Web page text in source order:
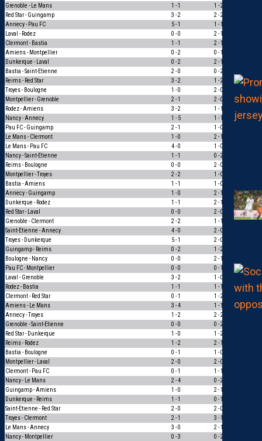
Grenoble - Le Mans
1 - 1 1 - 2
Red Star - Guingamp
3 - 2 2 - 2
Annecy - Pau FC
5 - 1 1 - 1
Laval - Rodez
0 - 0 2 - 1
Clermont - Bastia
1 - 1 2 - 1
Amiens - Montpellier
0 - 2 0 - 1
Dunkerque - Laval
0 - 2 2 - 1
Bastia - Saint-Etienne
2 - 0 0 - 2
Reims - Red Star
3 - 2 1 - 2
0
Troyes - Boulogne
1 - 0 2 - 0
Montpellier - Grenoble
2 - 1 2 - 0
1
Rodez - Amiens
3 - 2 1 - 1
Nancy - Annecy
1 - 5 1 - 1
0
Pau FC - Guingamp
2 - 1 1 - 0
Le Mans - Clermont
1 - 0 2 - 1
Le Mans - Pau FC
4 - 0 1 - 0
Nancy - Saint-Etienne
1 - 1 0 - 2
Reims - Boulogne
0 - 0 2 - 0
Montpellier - Troyes
2 - 2 1 - 0
Bastia - Amiens
1 - 1 1 - 0
Annecy - Guingamp
1 - 0 2 - 1
1
Dunkerque - Rodez
1 - 1 2 - 1
0
Red Star - Laval
0 - 0 2 - 0
0
Grenoble - Clermont
2 - 2 1 - 1
1
Saint-Etienne - Annecy
4 - 0 2 - 0
Troyes - Dunkerque
5 - 1 2 - 0
Guingamp - Reims
0 - 2 1 - 2
Boulogne - Nancy
0 - 0 2 - 1
Pau FC - Montpellier
0 - 0 0 - 1
0
Laval - Grenoble
3 - 2 1 - 0
1
Rodez - Bastia
1 - 1 1 - 1
3
Clermont - Red Star
0 - 1 1 - 2
Amiens - Le Mans
3 - 4 1 - 1
0
Annecy - Troyes
1 - 2 2 - 2
Grenoble - Saint-Etienne
0 - 0 0 - 2
Red Star - Dunkerque
1 - 0 1 - 2
Reims - Rodez
1 - 2 2 - 1
Bastia - Boulogne
0 - 1 1 - 0
Montpellier - Laval
2 - 0 2 - 0
Clermont - Pau FC
0 - 1 1 - 1
Nancy - Le Mans
2 - 4 0 - 2
Guingamp - Amiens
1 - 0 2 - 1
Dunkerque - Reims
1 - 1 0 - 1
Saint-Etienne - Red Star
2 - 0 2 - 0
Troyes - Clermont
2 - 1 3 - 1
Le Mans - Annecy
3 - 0 2 - 1
Nancy - Montpellier
0 - 3 0 - 2